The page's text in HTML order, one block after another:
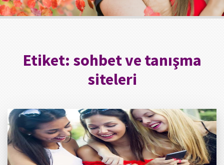
Etiket: sohbet ve tanışma
siteleri